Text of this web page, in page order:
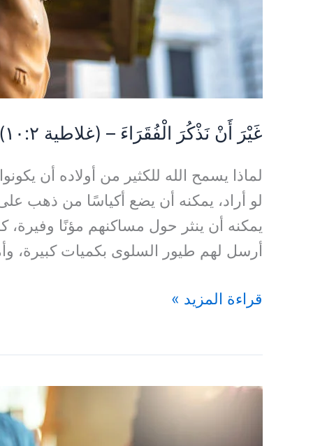
غَيْرَ أَنْ نَذْكُرَ الْفُقَرَاءَ – (غلاطية ١٠:٢)
لماذا يسمح الله للكثير من أولاده أن
لو أراد، يمكنه أن يضع أكياسًا من ذهب
يمكنه أن ينثر حول مساكنهم مؤنًا
أرسل لهم طيور السلوى بكميات كبيرة،
قراءة المزيد »
هكَذَا